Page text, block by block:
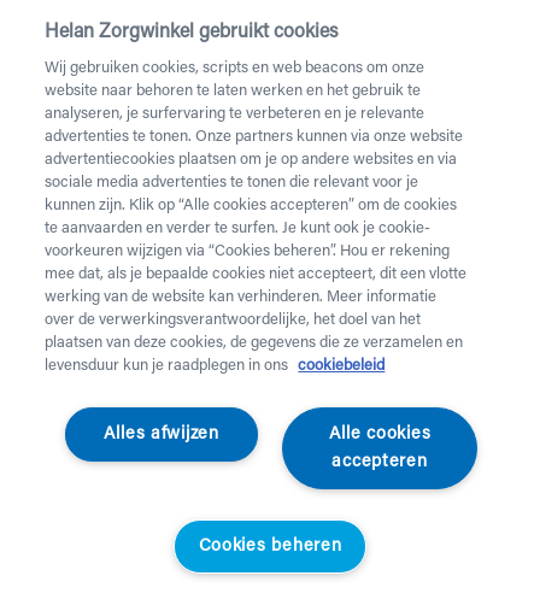
Onze website www.helanzorgwinkel.be maakt gebruik
technologieën genoemd) die ons helpen om een betere,
snellere en veiligere gebruikservaring aan te bieden aan
onze bezoekers. Het verzamelen en verwerken van deze
cookie-informatie kan ook via derden verlopen die door
ons zijn ingeschakeld.
Wanneer je onze website voor het eerst bezoekt,
informeren wij jou dat wij cookies gebruiken aan de
hand van onze cookie banner. Je hebt de keuze om het
gebruik van niet-noodzakelijke cookies te aanvaarden of
te weigeren. Zodra je klikt op “alle cookies accepteren”
technologieën te gebruiken zoals omschreven in deze
cookieverklaring. Je kunt ook je cookies beheren door
op “cookies beheren” te klikken.
Kies je ervoor om de cookies slechts gedeeltelijk of
helemaal niet te aanvaarden, dan kunnen wij je niet
Helan Zorgwinkel gebruikt cookies
Wij gebruiken cookies, scripts en web beacons om onze
website naar behoren te laten werken en het gebruik te
analyseren, je surfervaring te verbeteren en je relevante
advertenties te tonen. Onze partners kunnen via onze website
advertentiecookies plaatsen om je op andere websites en via
sociale media advertenties te tonen die relevant voor je
kunnen zijn. Klik op “Alle cookies accepteren” om de cookies
te aanvaarden en verder te surfen. Je kunt ook je cookie-
voorkeuren wijzigen via “Cookies beheren”. Hou er rekening
mee dat, als je bepaalde cookies niet accepteert, dit een vlotte
werking van de website kan verhinderen. Meer informatie
over de verwerkingsverantwoordelijke, het doel van het
plaatsen van deze cookies, de gegevens die ze verzamelen en
levensduur kun je raadplegen in ons
cookiebeleid
Alle cookies
accepteren
Alles afwijzen
Cookies beheren